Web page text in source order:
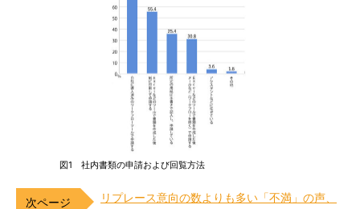
図1 社内書類の申請および回覧方法
リプレース意向の数よりも多い「不満」の声、